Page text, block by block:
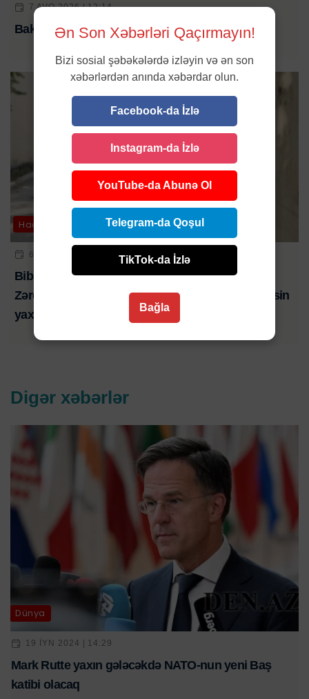
7 AVQ 2026 | 12:14
Bakıda gənc bankir evində ölü tapıldı
Hadisə
6 AVQ 2026 | 21:01
Bibim həkim səhlənkarlığının qurbanı oldu-
Zərdabda baş verən ağır yol qəzasında ölən şəxsin
yaxını şikayət edib-VİDEO
Digər xəbərlər
Dünya
19 IYN 2024 | 14:29
Mark Rutte yaxın gələcəkdə NATO-nun yeni Baş
katibi olacaq
Ən Son Xəbərləri Qaçırmayın!
Bizi sosial şəbəkələrdə izləyin və ən son
xəbərlərdən anında xəbərdar olun.
Facebook-da İzlə
Instagram-da İzlə
YouTube-da Abunə Ol
Telegram-da Qoşul
TikTok-da İzlə
Bağla